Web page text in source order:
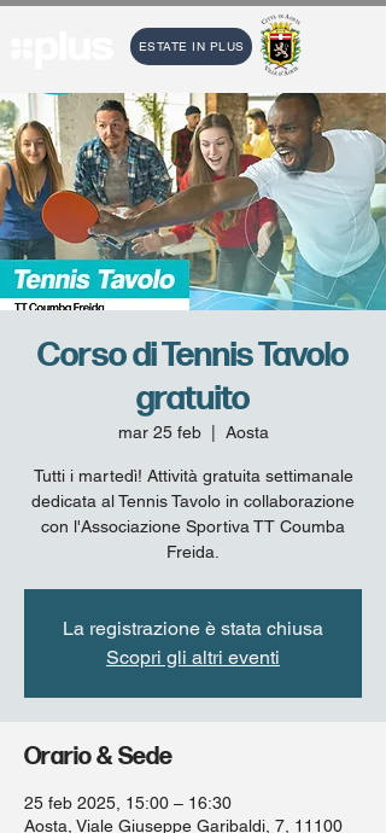
ESTATE IN PLUS
Corso di Tennis Tavolo
gratuito
mar 25 feb
  |
Aosta
Tutti i martedì! Attività gratuita settimanale
dedicata al Tennis Tavolo in collaborazione
con l'Associazione Sportiva TT Coumba
Freida.
La registrazione è stata chiusa
Scopri gli altri eventi
Orario & Sede
25 feb 2025, 15:00 – 16:30
Aosta, Viale Giuseppe Garibaldi, 7, 11100